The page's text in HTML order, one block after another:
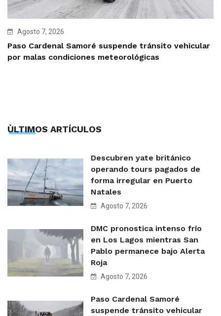
Agosto 7, 2026
Paso Cardenal Samoré suspende tránsito vehicular
por malas condiciones meteorológicas
ÙLTIMOS ARTÍCULOS
Descubren yate británico
operando tours pagados de
forma irregular en Puerto
Natales
Agosto 7, 2026
DMC pronostica intenso frío
en Los Lagos mientras San
Pablo permanece bajo Alerta
Roja
Agosto 7, 2026
Paso Cardenal Samoré
suspende tránsito vehicular